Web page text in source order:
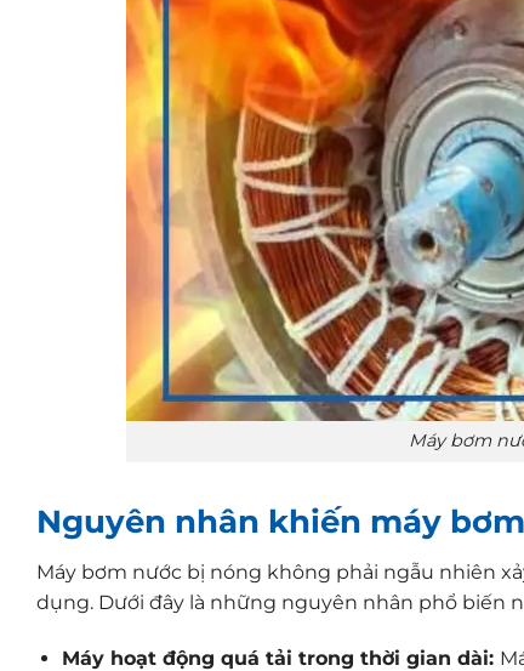
Máy bơm
Nguyên nhân khiến máy
Máy bơm nước bị nóng không phải ngẫu nhiên
dụng. Dưới đây là những nguyên nhân phổ biến
Máy hoạt động quá tải trong thời gian dài: